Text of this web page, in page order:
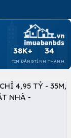
38K+
TIN ĐĂNG
34
TỈNH THÀNH